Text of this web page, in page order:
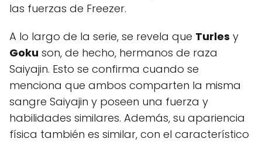
las fuerzas de Freezer.
A lo largo de la serie, se revela que Turles y
Goku son, de hecho, hermanos de raza
Saiyajin. Esto se confirma cuando se
menciona que ambos comparten la misma
sangre Saiyajin y poseen una fuerza y
habilidades similares. Además, su apariencia
física también es similar, con el característico